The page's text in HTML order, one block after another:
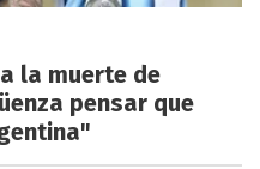
la muerte de
pensar que